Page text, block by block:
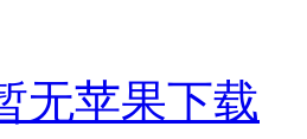
无苹果下载